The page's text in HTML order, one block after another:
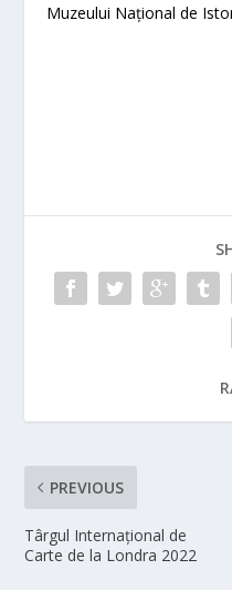
Muzeului Național de
PREVIOUS
Târgul Internațional de
Carte de la Londra 2022